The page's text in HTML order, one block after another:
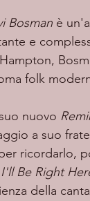
Bosman è
e
folk
suo nuovo
a suo
ricordarlo,
I'll Be Right
della